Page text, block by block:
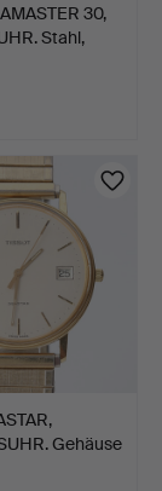
30,
Stahl,
Gehäuse